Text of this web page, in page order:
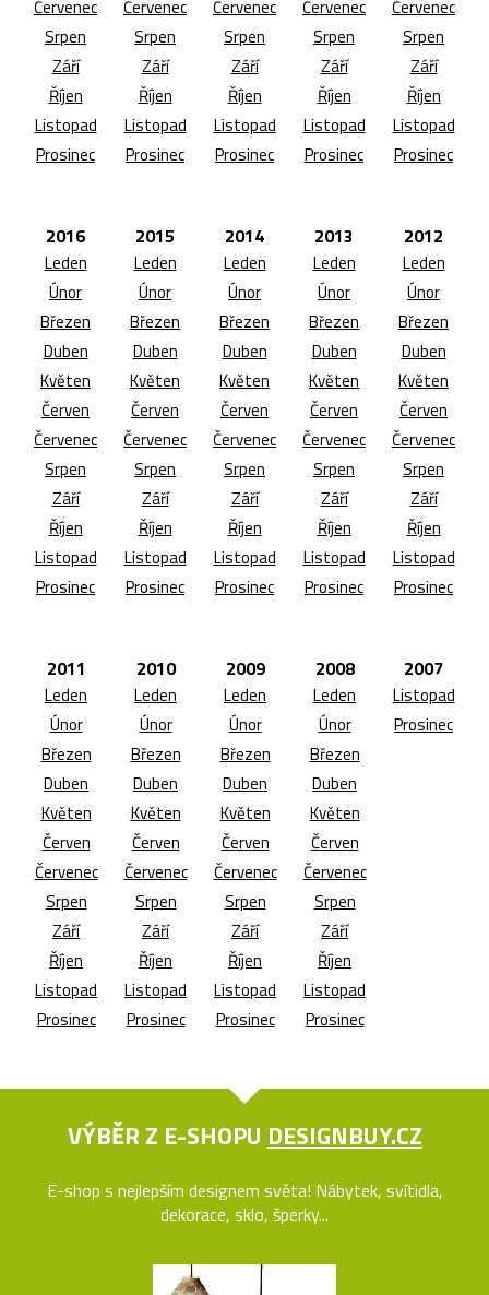
Červenec
Srpen
Září
Říjen
Listopad
Prosinec
Červenec
Srpen
Září
Říjen
Listopad
Prosinec
Červenec
Srpen
Září
Říjen
Listopad
Prosinec
Červenec
Srpen
Září
Říjen
Listopad
Prosinec
Červenec
Srpen
Září
Říjen
Listopad
Prosinec
2016
Leden
Únor
Březen
Duben
Květen
Červen
Červenec
Srpen
Září
Říjen
Listopad
Prosinec
2015
Leden
Únor
Březen
Duben
Květen
Červen
Červenec
Srpen
Září
Říjen
Listopad
Prosinec
2014
Leden
Únor
Březen
Duben
Květen
Červen
Červenec
Srpen
Září
Říjen
Listopad
Prosinec
2013
Leden
Únor
Březen
Duben
Květen
Červen
Červenec
Srpen
Září
Říjen
Listopad
Prosinec
2012
Leden
Únor
Březen
Duben
Květen
Červen
Červenec
Srpen
Září
Říjen
Listopad
Prosinec
2011
Leden
Únor
Březen
Duben
Květen
Červen
Červenec
Srpen
Září
Říjen
Listopad
Prosinec
2010
Leden
Únor
Březen
Duben
Květen
Červen
Červenec
Srpen
Září
Říjen
Listopad
Prosinec
2009
Leden
Únor
Březen
Duben
Květen
Červen
Červenec
Srpen
Září
Říjen
Listopad
Prosinec
2008
Leden
Únor
Březen
Duben
Květen
Červen
Červenec
Srpen
Září
Říjen
Listopad
Prosinec
2007
Listopad
Prosinec
VÝBĚR Z E-SHOPU DESIGNBUY.CZ
E-shop s nejlepším designem světa! Nábytek, svítidla,
dekorace, sklo, šperky...